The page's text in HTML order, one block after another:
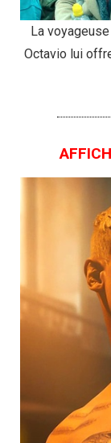
La
Octavio lui